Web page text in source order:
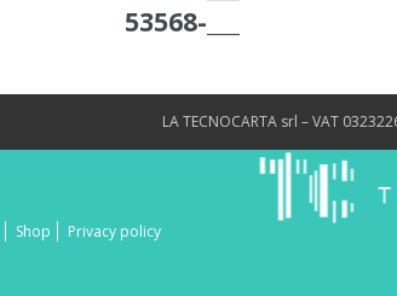
53568-___
LA TECNOCARTA srl – VAT
Shop Privacy policy